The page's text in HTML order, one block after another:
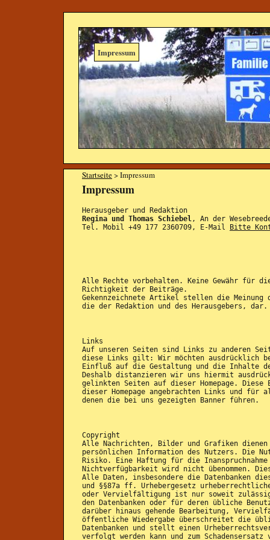
Impressum
Startseite> Impressum
Impressum
Herausgeber und Redaktion
Regina und Thomas Schiebel, An der
Tel. Mobil +49 177 2360709, E-Mail
Bitte
Alle Rechte vorbehalten. Keine Gewähr für
Richtigkeit der Beiträge.
Gekennzeichnete Artikel stellen die Meinung
die der Redaktion und des Herausgebers, dar.
Links
Auf unseren Seiten sind Links zu anderen
diese Links gilt: Wir möchten ausdrücklich
Einfluß auf die Gestaltung und die Inhalte
Deshalb distanzieren wir uns hiermit
gelinkten Seiten auf dieser Homepage.
dieser Homepage angebrachten Links und
denen die bei uns gezeigten Banner führen.
Copyright
Alle Nachrichten, Bilder und Grafiken
persönlichen Information des Nutzers. Die
Risiko. Eine Haftung für die
Nichtverfügbarkeit wird nicht übenommen.
Alle Daten, insbesondere die Datenbanken
und §§87a ff. Urhebergesetz
oder Vervielfältigung ist nur soweit
den Datenbanken oder für deren übliche
darüber hinaus gehende Bearbeitung,
öffentliche Wiedergabe überschreitet die
Datenbanken und stellt einen
verfolgt werden kann und zum